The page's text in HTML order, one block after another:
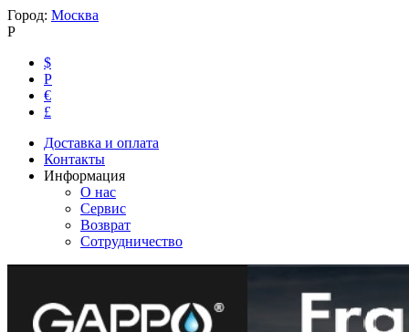
Город: Москва
Р
$
Р
€
£
Доставка и оплата
Контакты
Информация
О нас
Сервис
Возврат
Сотрудничество